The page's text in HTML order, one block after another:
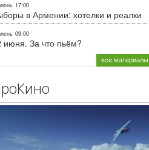
17:00
в Армении: хотелки и реалки
09:00
июня. За что пьём?
все материалы